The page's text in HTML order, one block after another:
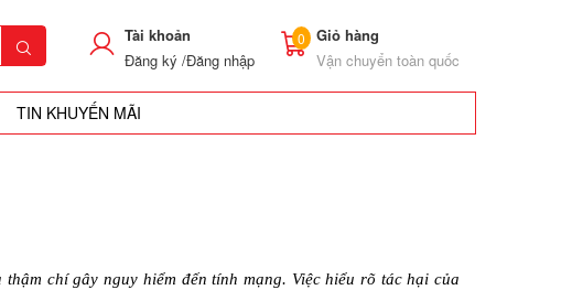
Tài khoản
Đăng ký /Đăng nhập
0
Giỏ hàng
Vận chuyển toàn quốc
TIN KHUYẾN MÃI
chí gây nguy hiểm đến tính mạng. Việc hiểu rõ tác hại của